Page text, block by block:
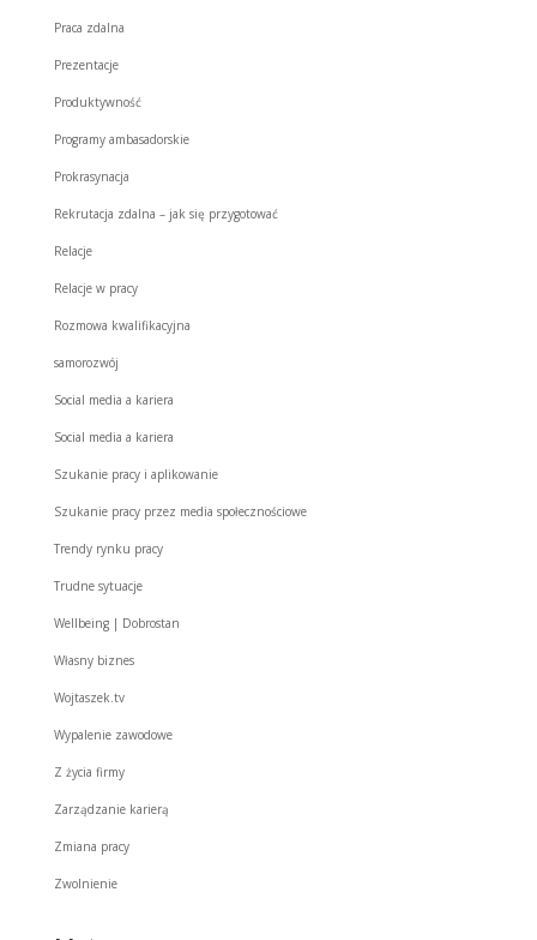
Praca zdalna
Prezentacje
Produktywność
Programy ambasadorskie
Prokrasynacja
Rekrutacja zdalna – jak się przygotować
Relacje
Relacje w pracy
Rozmowa kwalifikacyjna
samorozwój
Social media a kariera
Social media a kariera
Szukanie pracy i aplikowanie
Szukanie pracy przez media społecznościowe
Trendy rynku pracy
Trudne sytuacje
Wellbeing | Dobrostan
Własny biznes
Wojtaszek.tv
Wypalenie zawodowe
Z życia firmy
Zarządzanie karierą
Zmiana pracy
Zwolnienie